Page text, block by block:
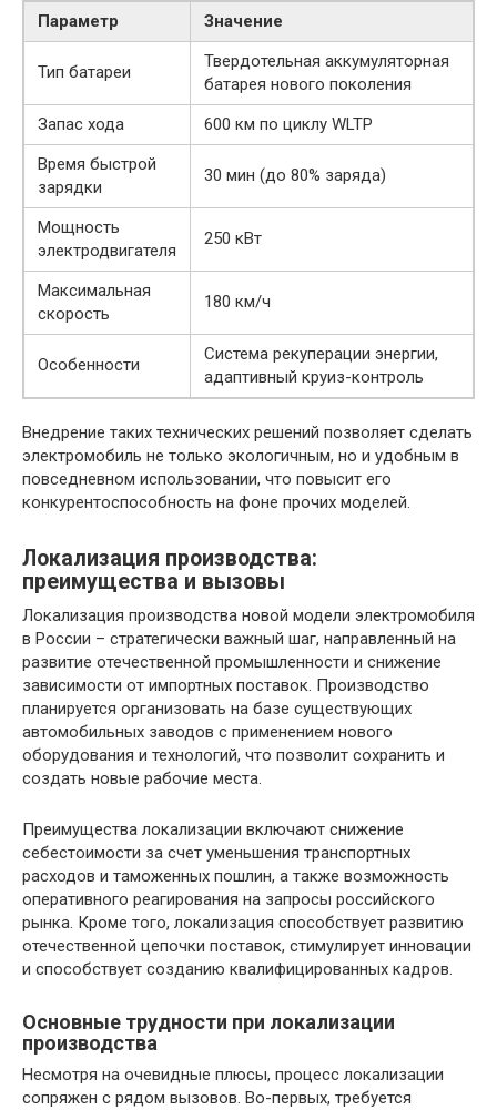
Параметр Значение
Тип батареи
Твердотельная аккумуляторная
батарея нового поколения
Запас хода
600 км по циклу WLTP
Время быстрой
зарядки
30 мин (до 80% заряда)
Мощность
электродвигателя
250 кВт
Максимальная
скорость
180 км/ч
Особенности
Система рекуперации энергии,
адаптивный круиз-контроль
Внедрение таких технических решений позволяет сделать
электромобиль не только экологичным, но и удобным в
повседневном использовании, что повысит его
конкурентоспособность на фоне прочих моделей.
Локализация производства:
преимущества и вызовы
Локализация производства новой модели электромобиля
в России – стратегически важный шаг, направленный на
развитие отечественной промышленности и снижение
зависимости от импортных поставок. Производство
планируется организовать на базе существующих
автомобильных заводов с применением нового
оборудования и технологий, что позволит сохранить и
создать новые рабочие места.
Преимущества локализации включают снижение
себестоимости за счет уменьшения транспортных
расходов и таможенных пошлин, а также возможность
оперативного реагирования на запросы российского
рынка. Кроме того, локализация способствует развитию
отечественной цепочки поставок, стимулирует инновации
и способствует созданию квалифицированных кадров.
Основные трудности при локализации
производства
Несмотря на очевидные плюсы, процесс локализации
сопряжен с рядом вызовов. Во-первых, требуется